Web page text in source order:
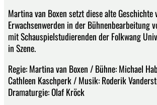
Martina van Boxen setzt diese alte Geschichte
Erwachsenwerden in der Bühnenbearbeitung
mit Schauspielstudierenden der Folkwang
in Szene.
Regie: Martina van Boxen / Bühne: Michael
Cathleen Kaschperk / Musik: Roderik
Dramaturgie: Olaf Kröck